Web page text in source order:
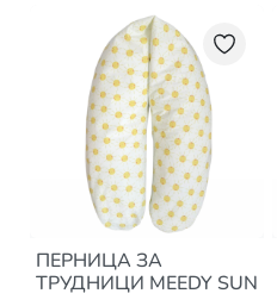
ПЕРНИЦА ЗА
ТРУДНИЦИ MEEDY SUN